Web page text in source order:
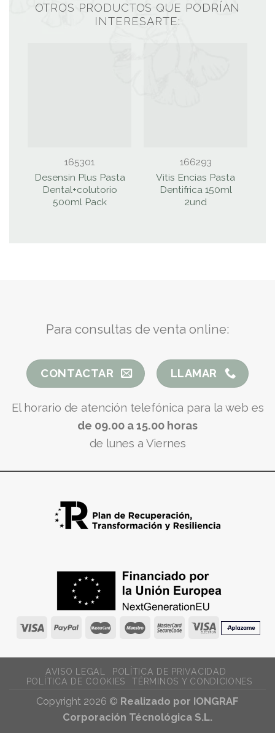
OTROS PRODUCTOS QUE PODRÍAN
INTERESARTE:
165301
Desensin Plus Pasta
Dental+colutorio
500ml Pack
166293
Vitis Encias Pasta
Dentifrica 150ml
2und
Para consultas de venta online:
CONTACTAR LLAMAR
El horario de atención telefónica para la web es
de 09.00 a 15.00 horas
de lunes a Viernes
AVISO LEGAL
POLÍTICA DE PRIVACIDAD
POLÍTICA DE COOKIES
TÉRMINOS Y CONDICIONES
Copyright 2026 © Realizado por IONGRAF
Corporación Técnológica S.L.